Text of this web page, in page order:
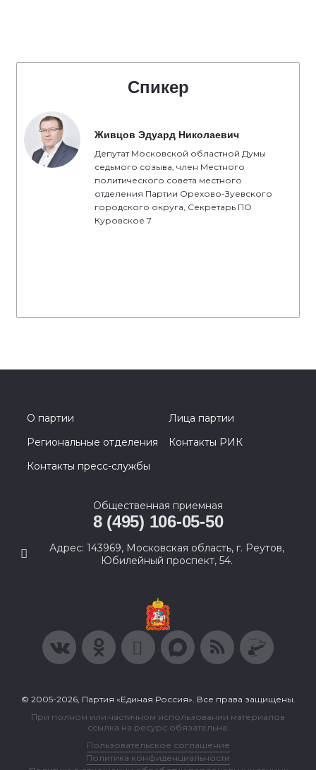
Спикер
Живцов Эдуард Николаевич
Депутат Московской областной Думы
седьмого созыва, член Местного
политического совета местного
отделения Партии Орехово-Зуевского
городского округа, Секретарь ПО
Куровское 7
О партии
Лица партии
Региональные отделения
Контакты РИК
Контакты пресс-службы
Общественная приемная
8 (495) 106-05-50
Адрес: 143969, Московская область, г. Реутов,
Юбилейный проспект, 54.
© 2005-2026, Партия «Единая Россия». Все права защищены.
При полном или частичном использовании материалов
ссылка на ресурс обязательна.
Пользовательское соглашение
Политика конфиденциальности